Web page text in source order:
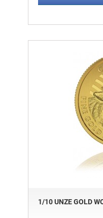
1/10 UNZE GOLD